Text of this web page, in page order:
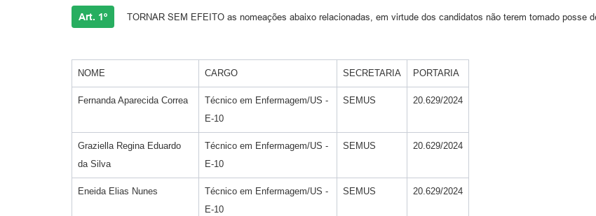
Art. 1º TORNAR SEM EFEITO as nomeações abaixo relacionadas, em virtude dos candidatos não terem tomado posse
NOME CARGO SECRETARIA PORTARIA
Fernanda Aparecida Correa
Técnico em Enfermagem/US -
E-10
SEMUS 20.629/2024
Graziella Regina Eduardo
da Silva
Técnico em Enfermagem/US -
E-10
SEMUS 20.629/2024
Eneida Elias Nunes
Técnico em Enfermagem/US -
E-10
SEMUS 20.629/2024